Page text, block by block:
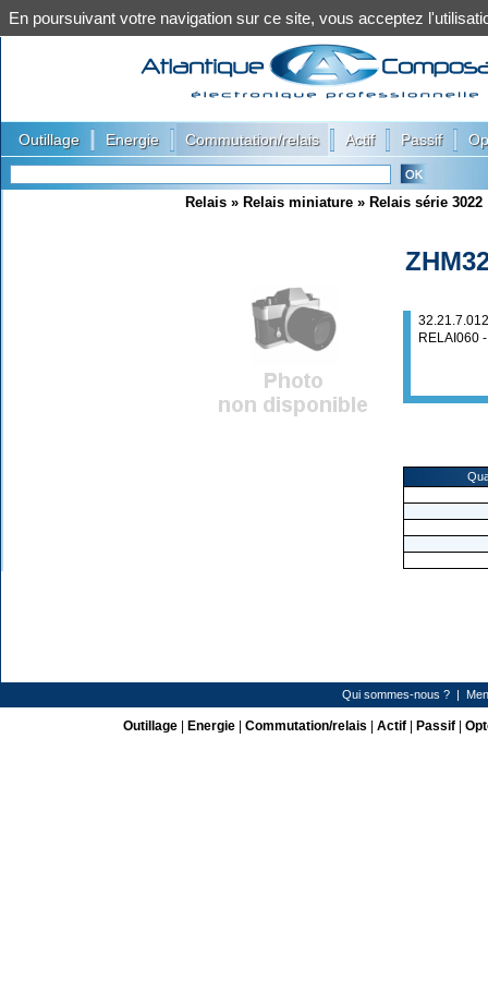
Outillage Energie Commutation/relais Actif Passif
Relais » Relais miniature » Relais série 3022
RELAI060
Qui sommes-nous ? |
Outillage| Energie| Commutation/relais Actif| Passif|
En poursuivant votre navigation sur ce site, vous acceptez